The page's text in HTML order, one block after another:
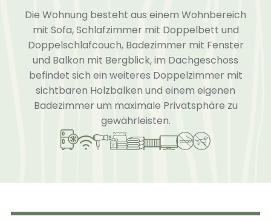
Die Wohnung besteht aus einem Wohnbereich
mit Sofa, Schlafzimmer mit Doppelbett und
Doppelschlafcouch, Badezimmer mit Fenster
und Balkon mit Bergblick, im Dachgeschoss
befindet sich ein weiteres Doppelzimmer mit
sichtbaren Holzbalken und einem eigenen
Badezimmer um maximale Privatsphäre zu
gewährleisten.